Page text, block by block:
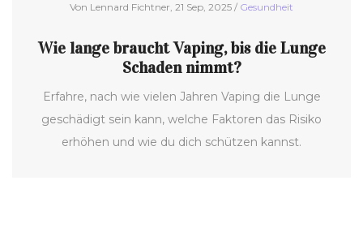
Von Lennard Fichtner, 21 Sep, 2025 / Gesundheit
Wie lange braucht Vaping, bis die Lunge
Schaden nimmt?
Erfahre, nach wie vielen Jahren Vaping die Lunge
geschädigt sein kann, welche Faktoren das Risiko
erhöhen und wie du dich schützen kannst.